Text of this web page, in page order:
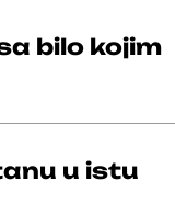
bilo kojim
u istu